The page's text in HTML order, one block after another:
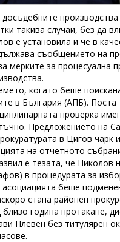
такива случаи, без да
е установила и че в
съобщението на
мерките за
когато беше
в България (АПБ).
проверка
Предложението на
в Цигов
на отчетното
е тезата, че
в процедурата за
беше
стана районен
година протакане,
Плевен без титулярен